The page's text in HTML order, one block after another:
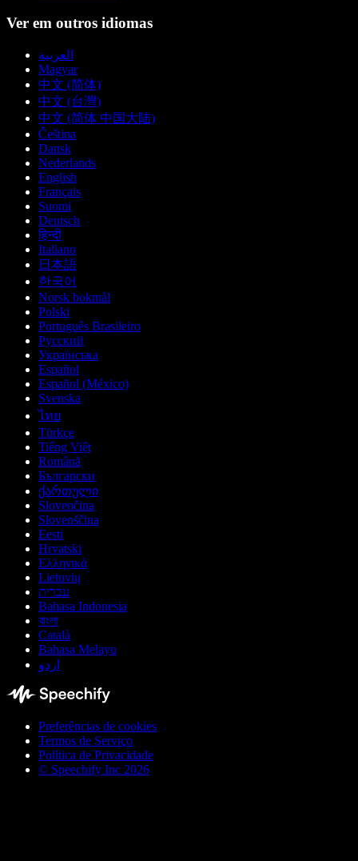
Ver em outros idiomas
العربية
Magyar
中文 (简体)
中文 (台灣)
中文 (简体 中国大陆)
Čeština
Dansk
Nederlands
English
Français
Suomi
Deutsch
हिन्दी
Italiano
日本語
한국어
Norsk bokmål
Polski
Português Brasileiro
Русский
Українська
Español
Español (México)
Svenska
ไทย
Türkçe
Tiếng Việt
Română
Български
ქართული
Slovenčina
Slovenščina
Eesti
Hrvatski
Ελληνικά
Lietuvių
עברית
Bahasa Indonesia
বাংলা
Català
Bahasa Melayu
اردو
Preferências de cookies
Termos de Serviço
Política de Privacidade
© Speechify Inc 2026